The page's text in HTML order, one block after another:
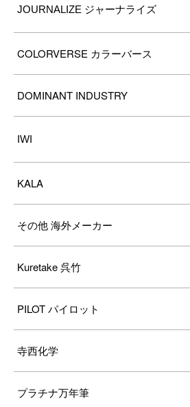
JOURNALIZE ジャーナライズ
COLORVERSE カラーバース
DOMINANT INDUSTRY
IWI
KALA
その他 海外メーカー
Kuretake 呉竹
PILOT パイロット
寺西化学
プラチナ万年筆